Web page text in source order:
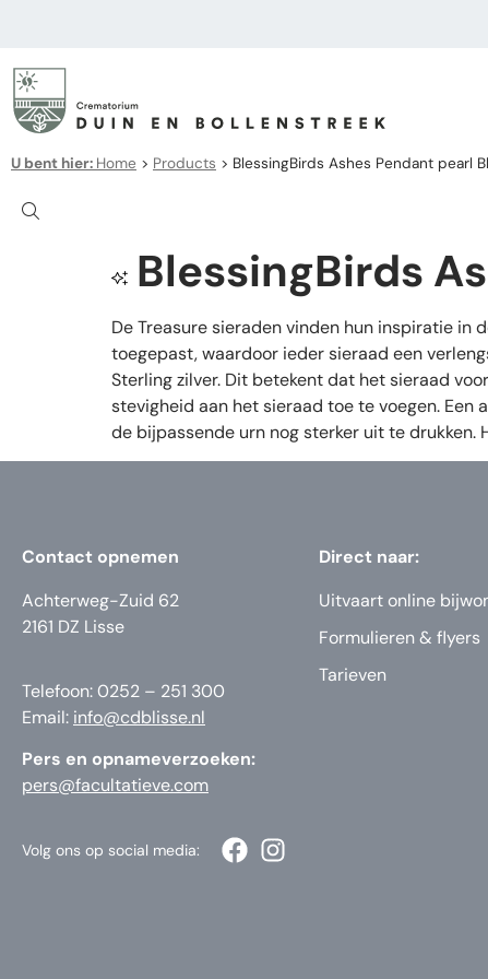
U bent hier: Home > Products > BlessingBirds Ashes Pendant pearl
BlessingBirds
De Treasure sieraden vinden hun inspiratie in
toegepast, waardoor ieder sieraad een
Sterling zilver. Dit betekent dat het sieraad
stevigheid aan het sieraad toe te voegen.
de bijpassende urn nog sterker uit te drukken.
Contact opnemen
Achterweg-Zuid 62
2161 DZ Lisse
Telefoon: 0252 – 251 300
Email: info@cdblisse.nl
Pers en opnameverzoeken:
pers@facultatieve.com
Direct naar:
Uitvaart online
Formulieren & flyers
Tarieven
Volg ons op social media: